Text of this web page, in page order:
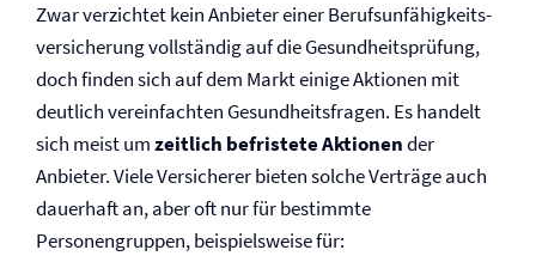
Zwar verzichtet kein Anbieter einer Berufs­un­fähig­keits­
ver­siche­rung vollständig auf die Gesund­heits­prü­fung,
doch finden sich auf dem Markt einige Aktionen mit
deutlich vereinfachten Ge­sund­heits­fragen. Es handelt
sich meist umzeitlich befristete Aktionender
Anbieter. Viele Versicherer bieten solche Verträge auch
dauerhaft an, aber oft nur für bestimmte
Personengruppen, beispielsweise für: